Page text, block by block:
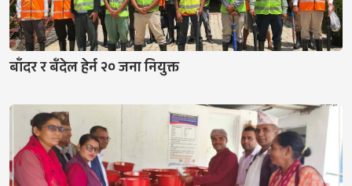
बाँदर र बँदेल हेर्न २० जना नियुक्त